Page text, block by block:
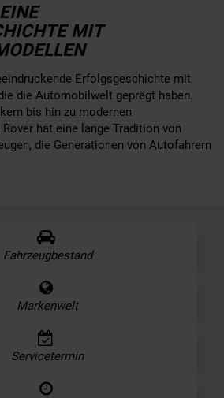
MIT
Erfolgsgeschichte mit
die Automobilwelt geprägt haben.
bis hin zu modernen
hat eine lange Tradition von
die Generationen von Autofahrern
Fahrzeugbestand
Markenwelt
Servicetermin